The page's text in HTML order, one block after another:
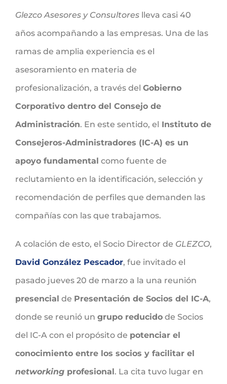
Glezco Asesores y Consultores lleva casi 40
años acompañando a las empresas. Una de las
ramas de amplia experiencia es el
asesoramiento en materia de
profesionalización, a través del Gobierno
Corporativo dentro del Consejo de
Administración. En este sentido, el Instituto de
Consejeros-Administradores (IC-A) es un
apoyo fundamental como fuente de
reclutamiento en la identificación, selección y
recomendación de perfiles que demanden las
compañías con las que trabajamos.
A colación de esto, el Socio Director de GLEZCO,
David González Pescador, fue invitado el
pasado jueves 20 de marzo a la una reunión
presencial de Presentación de Socios del IC-A,
donde se reunió un grupo reducido de Socios
del IC-A con el propósito de potenciar el
conocimiento entre los socios y facilitar el
networking profesional. La cita tuvo lugar en